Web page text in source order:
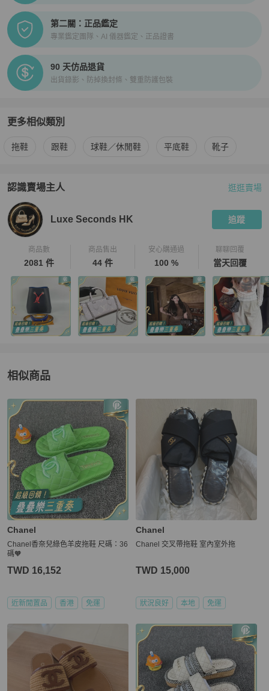
第二關：正品鑑定
專業鑑定團隊、AI 儀器鑑定、正品證書
90 天仿品退貨
出貨錄影、防掉換封條、雙重防護包裝
更多相似類別
更多Chanel 女鞋 相似商品推薦
拖鞋 跟鞋 球鞋／休閒鞋 平底鞋 靴子
認識賣場主人
PopChill 拍拍圈嚴選賣家
逛逛賣場
Luxe Seconds HK 追蹤
商品數
2081 件
商品售出
44 件
安心購通過
100 %
聊聊回覆
當天回覆
相似商品
更多相似Chanel女鞋推薦精品
Chanel
Chanel香奈兒綠色羊皮拖鞋 尺碼：36
碼🧡
TWD 16,152
近新閒置品 香港 免運
Chanel
Chanel 交叉帶拖鞋 室內室外拖
TWD 15,000
狀況良好 本地 免運